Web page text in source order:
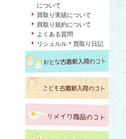
について
買取り実績について
買取り規約について
よくある質問
リシュルル＊買取り日記